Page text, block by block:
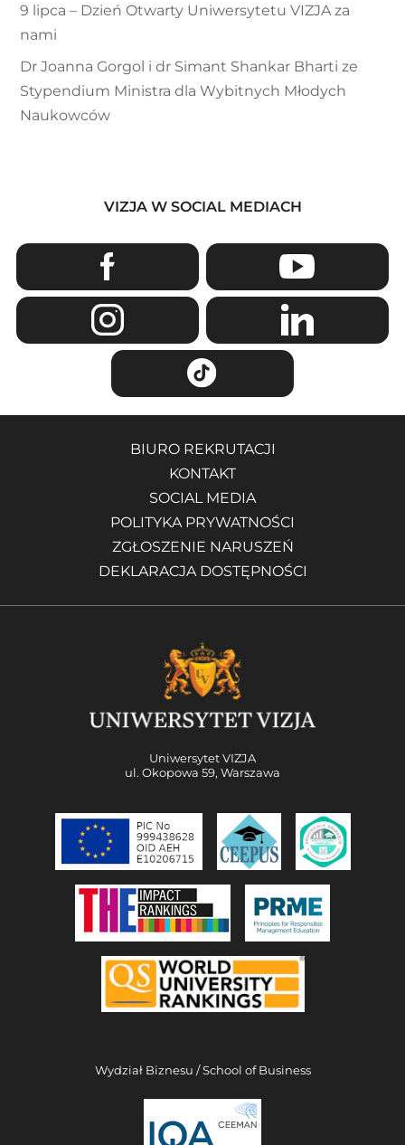
9 lipca – Dzień Otwarty Uniwersytetu VIZJA za
nami
Dr Joanna Gorgol i dr Simant Shankar Bharti ze
Stypendium Ministra dla Wybitnych Młodych
Naukowców
VIZJA W SOCIAL MEDIACH
BIURO REKRUTACJI
KONTAKT
SOCIAL MEDIA
POLITYKA PRYWATNOŚCI
ZGŁOSZENIE NARUSZEŃ
DEKLARACJA DOSTĘPNOŚCI
Uniwersytet VIZJA
ul. Okopowa 59, Warszawa
Wydział Biznesu / School of Business